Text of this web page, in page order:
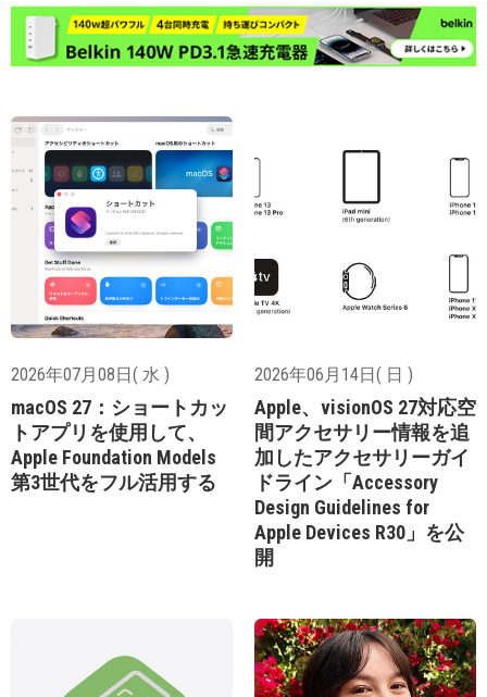
2026年07月08日( 水 )
macOS 27：ショートカッ
トアプリを使用して、
Apple Foundation Models
第3世代をフル活用する
2026年06月14日( 日 )
Apple、visionOS 27対応空
間アクセサリー情報を追
加したアクセサリーガイ
ドライン「Accessory
Design Guidelines for
Apple Devices R30」を公
開